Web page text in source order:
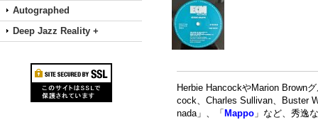
Autographed
Deep Jazz Reality +
Herbie HancockやMarion Brown
cock、Charles Sullivan、Buster
nada」、「 Mappo 」など、秀逸